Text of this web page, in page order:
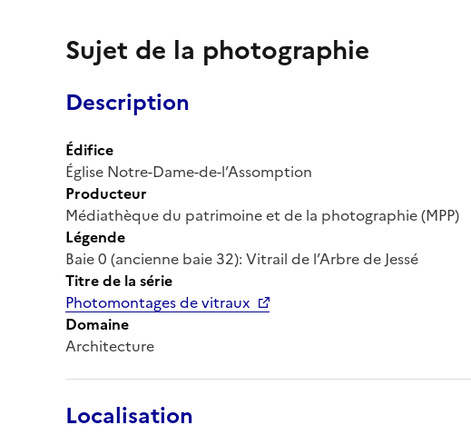
Sujet de la photographie
Description
Édifice
Église Notre-Dame-de-l’Assomption
Producteur
Médiathèque du patrimoine et de la photographie (MPP)
Légende
Baie 0 (ancienne baie 32): Vitrail de l’Arbre de Jessé
Titre de la série
Photomontages de vitraux
Domaine
Architecture
Localisation